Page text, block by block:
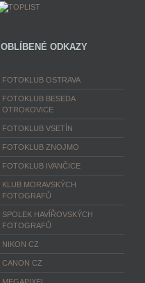
OBLÍBENÉ ODKAZY
FOTOKLUB OSTRAVA
FOTOKLUB BESEDA
OTROKOVICE
FOTOKLUB VSETÍN
FOTOKLUB ZNOJMO
FOTOKLUB IVANČICE
KLUB MORAVSKÝCH
FOTOGRAFŮ
SPOLEK HAVÍŘOVSKÝCH
FOTOGRAFŮ
NIKON CZ
CANON CZ